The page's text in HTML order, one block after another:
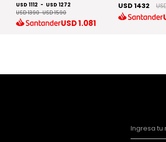
USD 1112 - USD 1272
USD 1390-USD 1590
USD1.081
USD 1432